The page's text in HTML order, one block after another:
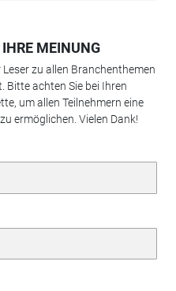
MEINUNG
zu allen Branchenthemen
Bitte achten Sie bei Ihren
um allen Teilnehmern eine
ermöglichen. Vielen Dank!